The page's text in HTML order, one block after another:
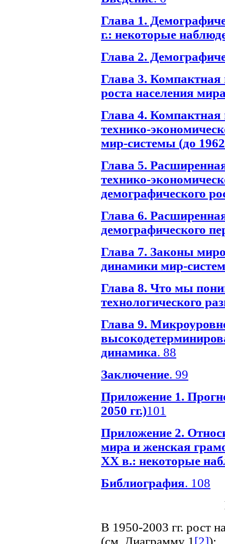
Глава 1.
г.: некоторые
Глава 2.
Глава 3. Компактная
роста населения
Глава 4. Компактная
технико-
мир-системы (до 1962
Глава 5.
технико-
демографического
Глава 6.
демографического
Глава 7. Законы
динамики мир-
Глава 8. Что мы
технологического
Глава 9.
динамика. 88
Заключение. 99
Приложение 1.
2050 гг.)101
Приложение 2.
мира и женская
ХХ в.: некоторые
Библиография. 108
В 1950-2003 гг. рост